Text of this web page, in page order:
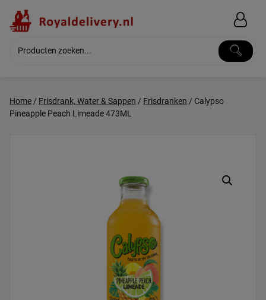
content
Home/ Frisdrank, Water & Sappen / Frisdranken / Calypso
Pineapple Peach Limeade 473ML